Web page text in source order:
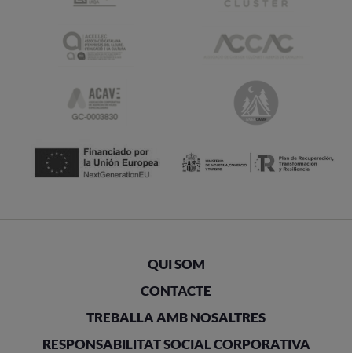
QUI SOM
CONTACTE
TREBALLA AMB NOSALTRES
RESPONSABILITAT SOCIAL CORPORATIVA